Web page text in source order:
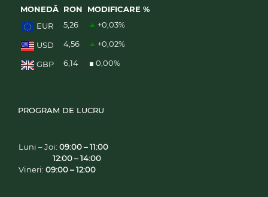
MONEDĂ RON
MODIFICARE %
EUR
5,26 +0,03%
USD 4,56 +0,02%
GBP 6,14 0,00%
PROGRAM DE LUCRU
Luni – Joi: 09:00 – 11:00
12:00 – 14:00
Vineri: 09:00 – 12:00